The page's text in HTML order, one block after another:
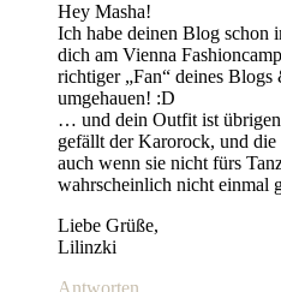
Hey Masha!
Ich habe deinen Blog schon
dich am Vienna
richtiger „Fan“ deines
umgehauen! :D
… und dein Outfit ist
gefällt der Karorock, und die
auch wenn sie nicht fürs
wahrscheinlich nicht einmal
Liebe Grüße,
Lilinzki